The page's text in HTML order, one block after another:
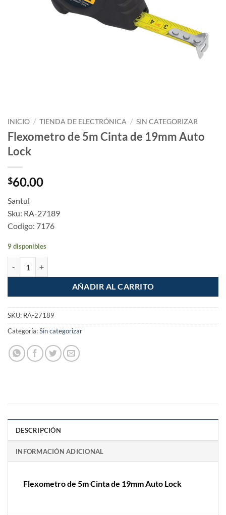
INICIO / TIENDA DE ELECTRÓNICA / SIN CATEGORIZAR
Flexometro de 5m Cinta de 19mm Auto
Lock
$60.00
Santul
Sku: RA-27189
Codigo: 7176
9 disponibles
AÑADIR AL CARRITO
SKU: RA-27189
Categoría:Sin categorizar
DESCRIPCIÓN
INFORMACIÓN ADICIONAL
Flexometro de 5m Cinta de 19mm Auto Lock